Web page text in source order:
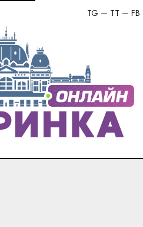
FB
TT
TG